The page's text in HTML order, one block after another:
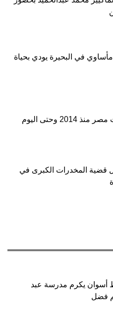
في البحيرة يودي بحياة
2014 وحتى اليوم
قضية المخدرات الكبرى في
أسوان يكرم مدرسة عبد
فضل